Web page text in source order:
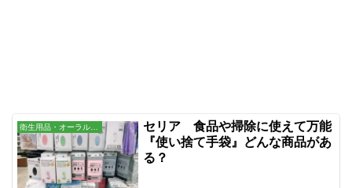
セリア 食品や掃除に使えて万能
『使い捨て手袋』どんな商品があ
る？